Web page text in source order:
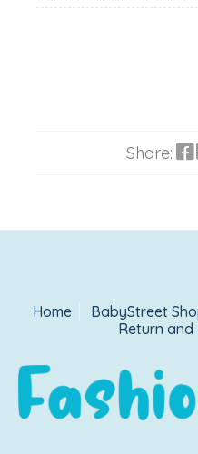
Share:
Home BabyStreet
Return and